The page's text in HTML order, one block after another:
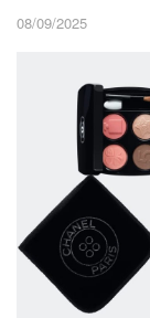
08/09/2025